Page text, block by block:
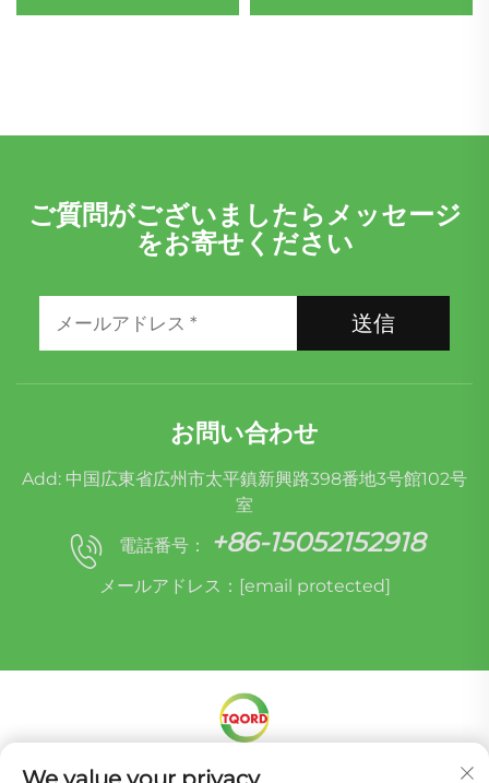
M264.915 A2640106104
け）再製造品－OEM仕様交
ご質問がございましたらメッセージ
をお寄せください
送信
お問い合わせ
Add: 中国広東省広州市太平鎮新興路398番地3号館102号
室
電話番号：
+86-15052152918
メールアドレス： [email protected]
Copyright © Miracle Oruide (guangzhou) Auto